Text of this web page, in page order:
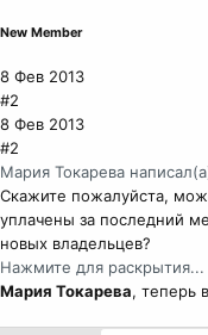
New Member
8 Фев 2013
#2
8 Фев 2013
#2
Мария Токарева
Скажите пожалуйста,
уплачены за последний
новых владельцев?
Нажмите для раскрытия...
Мария Токарева, теперь